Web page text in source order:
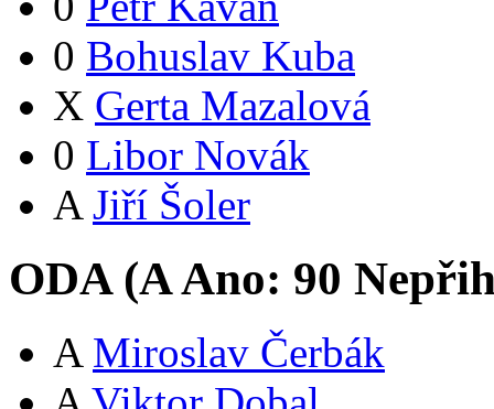
0 Bohuslav Kuba
X Gerta Mazalová
0 Libor Novák
A Jiří Šoler
ODA (AAno: 90
A Miroslav Čerbák